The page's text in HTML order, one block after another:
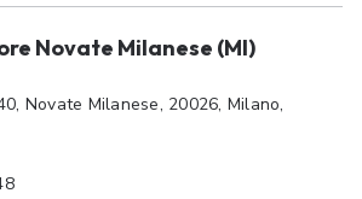
Novate Milanese (MI)
Novate Milanese, 20026, Milano,